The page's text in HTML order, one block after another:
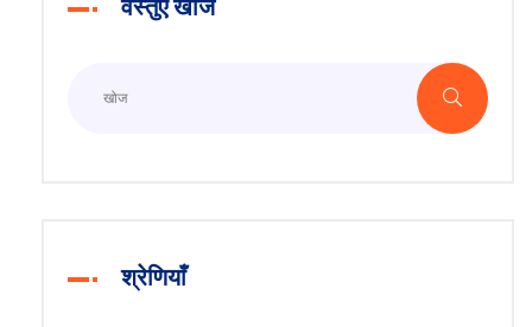
वस्तुएँ खोजें
श्रेणियाँ